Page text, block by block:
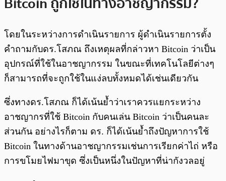
โดยในระหว่างการดำเนินรายการ ผู้ดำเนินรายการตั้ง
คำถามกับดร.โสภณ ถึงเหตุผลที่กล่าวหา Bitcoin ว่าเป็น
อุปกรณ์ที่ใช้ในอาชญากรรม ในขณะที่เทคโนโลยีต่างๆ
ก็สามารถที่จะถูกใช้ในแง่ลบทั้งหมดได้เช่นเดียวกัน
ซึ่งทางดร.โสภณ ก็ได้เน้นย้ำว่าเราควรแยกระหว่าง
อาชญากรที่ใช้ Bitcoin กับคนเล่น Bitcoin ว่าเป็นคนละ
ส่วนกัน อย่างไรก็ตาม ดร. ก็ได้เน้นย้ำถึงปัญหาการใช้
Bitcoin ในทางด้านอาชญากรรมเช่นการเรียกค่าไถ่ หรือ
การขโมยไฟมาขุด ซึ่งเป็นหนึ่งในปัญหาที่น่ากังวลอยู่